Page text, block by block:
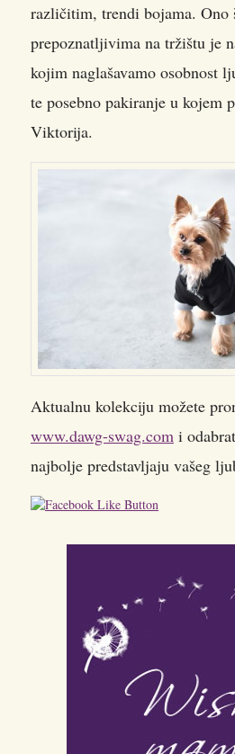
različitim, trendi bojama. Ono
prepoznatljivima na tržištu je
kojim naglašavamo osobnost
te posebno pakiranje u kojem
Viktorija.
Aktualnu kolekciju možete
www.dawg-swag.com i
najbolje predstavljaju vašeg